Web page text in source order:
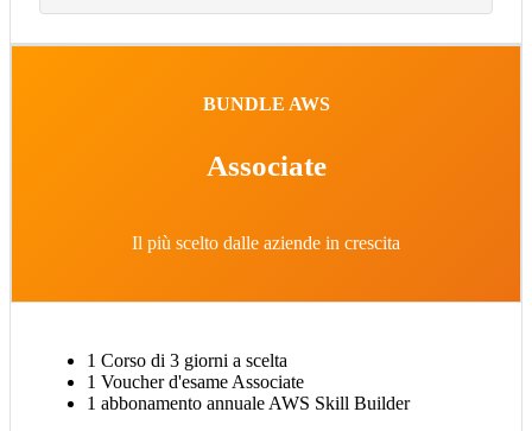
BUNDLE AWS
Associate
Il più scelto dalle aziende in crescita
1 Corso di 3 giorni a scelta
1 Voucher d'esame Associate
1 abbonamento annuale AWS Skill Builder